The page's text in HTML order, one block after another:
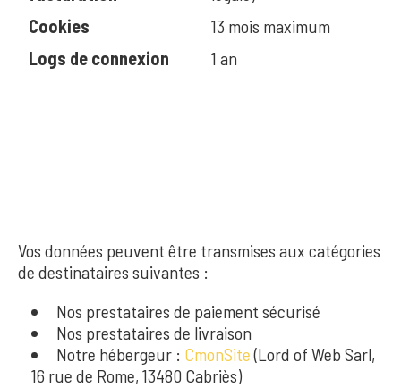
Cookies
13 mois maximum
Logs de connexion
1 an
Vos données peuvent être transmises aux catégories
de destinataires suivantes :
Nos prestataires de paiement sécurisé
Nos prestataires de livraison
Notre hébergeur : CmonSite(Lord of Web Sarl,
16 rue de Rome, 13480 Cabriès)